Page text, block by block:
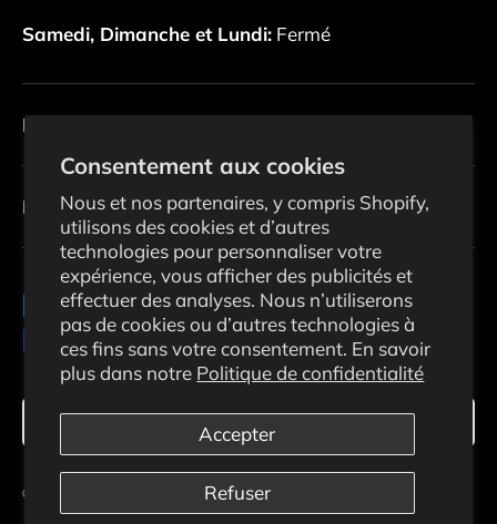
Consentement aux cookies
Nous et nos partenaires, y compris Shopify,
utilisons des cookies et d’autres
technologies pour personnaliser votre
expérience, vous afficher des publicités et
effectuer des analyses. Nous n’utiliserons
pas de cookies ou d’autres technologies à
ces fins sans votre consentement. En savoir
plus dans notre Politique de confidentialité
Accepter
Refuser
Samedi, Dimanche et Lundi: Fermé
Politiques
Infolettre
Moyens de paiement acceptés
Langue
Français
© 2026 Commerce électronique propulsé par Shopify